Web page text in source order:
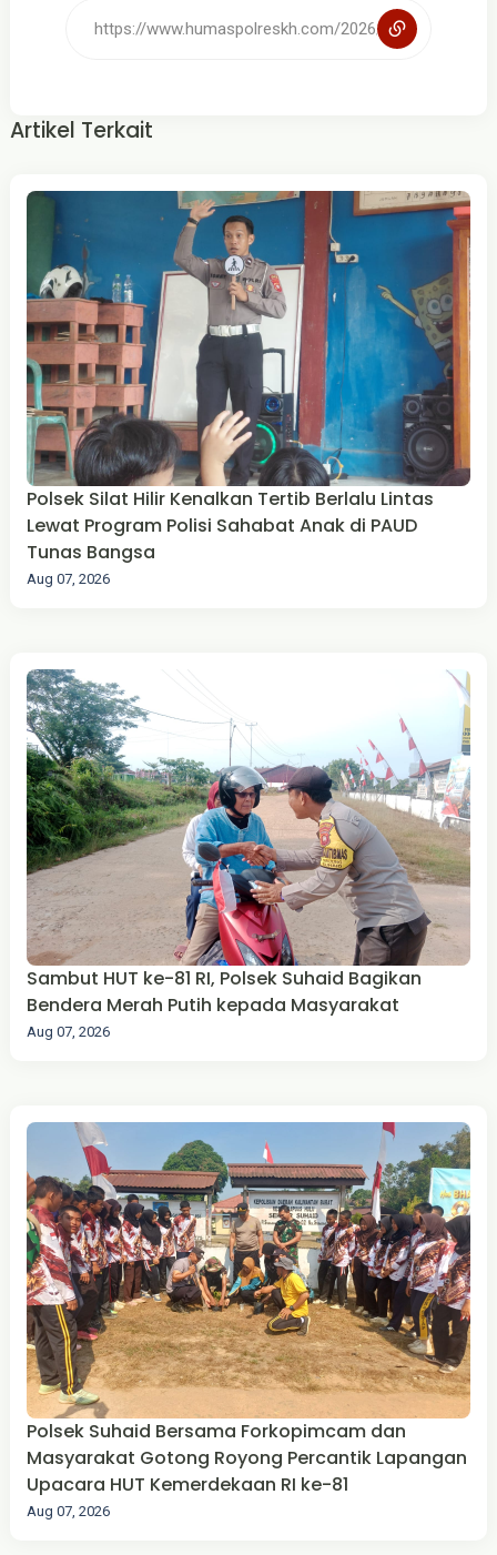
Artikel Terkait
Polsek Silat Hilir Kenalkan Tertib Berlalu Lintas
Lewat Program Polisi Sahabat Anak di PAUD
Tunas Bangsa
Aug 07, 2026
Sambut HUT ke-81 RI, Polsek Suhaid Bagikan
Bendera Merah Putih kepada Masyarakat
Aug 07, 2026
Polsek Suhaid Bersama Forkopimcam dan
Masyarakat Gotong Royong Percantik Lapangan
Upacara HUT Kemerdekaan RI ke-81
Aug 07, 2026